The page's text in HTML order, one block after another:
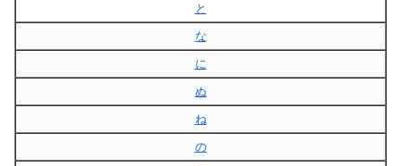
と
な
に
ぬ
ね
の